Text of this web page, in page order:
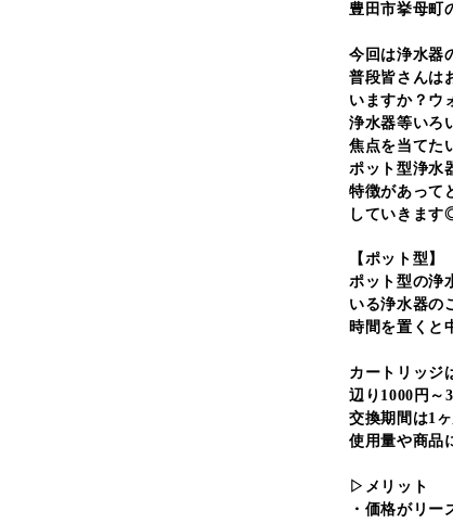
豊田市挙母町
今回は浄水器
普段皆さんは
いますか？ウ
浄水器等いろ
焦点を当てた
ポット型浄水
特徴があって
していきます
【ポット型】
ポット型の浄
いる浄水器の
時間を置くと
カートリッジ
辺り1000円～
交換期間は1
使用量や商品
▷メリット
・価格がリー